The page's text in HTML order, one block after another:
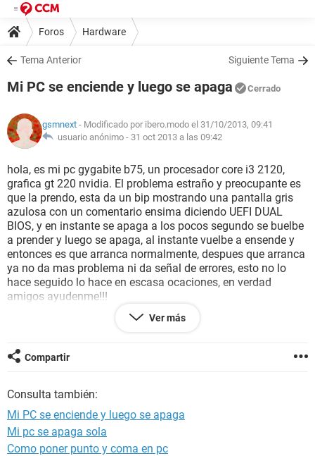
Foros Hardware
Tema Anterior Siguiente Tema
Mi PC se enciende y luego se apaga Cerrado
gsmnext - Modificado por ibero.modo el 31/10/2013, 09:41
usuario anónimo - 31 oct 2013 a las 09:42
hola, es mi pc gygabite b75, un procesador core i3 2120,
grafica gt 220 nvidia. El problema estraño y preocupante es
que la prendo, esta da un bip mostrando una pantalla gris
azulosa con un comentario ensima diciendo UEFI DUAL
BIOS, y en instante se apaga a los pocos segundo se buelbe
a prender y luego se apaga, al instante vuelbe a ensende y
entonces es que arranca normalmente, despues que arranca
ya no da mas problema ni da señal de errores, esto no lo
hace seguido lo hace en escasa ocaciones, en verdad
amigos ayudenme!!!
PD:: AMIGOS AYUDENMEEEEEEEEEEEEEEEEEE!!!!!!!!!!!!!!!!!!!!!!
gracias!
Ver más
Compartir
Consulta también:
Mi PC se enciende y luego se apaga
Mi pc se apaga sola
Como poner punto y coma en pc